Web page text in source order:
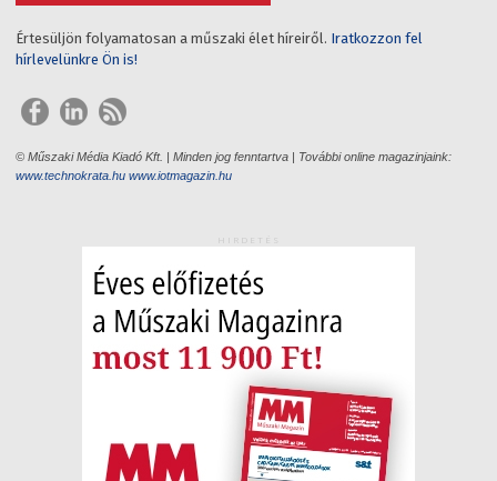
Értesüljön folyamatosan a műszaki élet híreiről. Iratkozzon fel
hírlevelünkre Ön is!
© Műszaki Média Kiadó Kft. | Minden jog fenntartva | További online magazinjaink:
www.technokrata.hu www.iotmagazin.hu
HIRDETÉS